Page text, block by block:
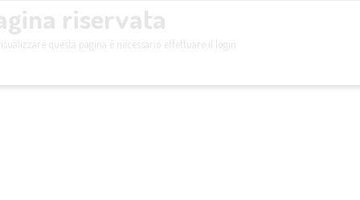
riservata
questa pagina è necessario effettuare il login